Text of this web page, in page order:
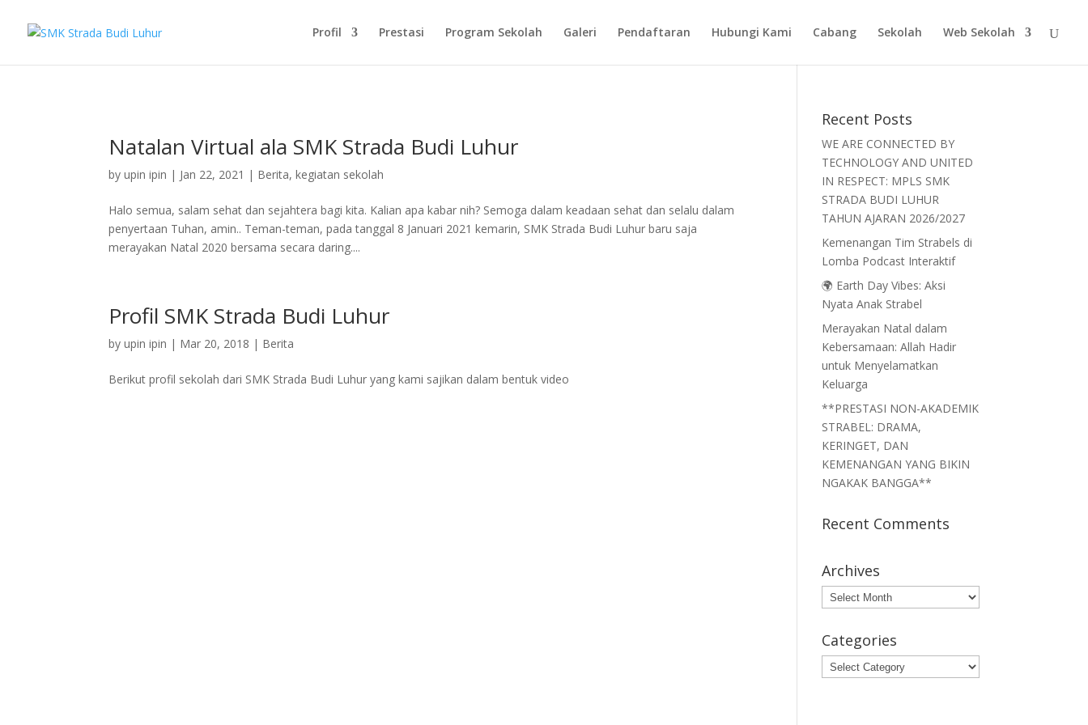
Profil Prestasi Program Sekolah Galeri Pendaftaran Hubungi Kami Cabang Sekolah Web Sekolah
Natalan Virtual ala SMK Strada Budi Luhur
byupin ipin | Jan 22, 2021 | Berita,kegiatan sekolah
Halo semua, salam sehat dan sejahtera bagi kita. Kalian apa kabar nih? Semoga dalam keadaan sehat dan selalu dalam
penyertaan Tuhan, amin.. Teman-teman, pada tanggal 8 Januari 2021 kemarin, SMK Strada Budi Luhur baru saja
merayakan Natal 2020 bersama secara daring....
Profil SMK Strada Budi Luhur
byupin ipin | Mar 20, 2018 | Berita
Berikut profil sekolah dari SMK Strada Budi Luhur yang kami sajikan dalam bentuk video
Recent Posts
WE ARE CONNECTED BY
TECHNOLOGY AND UNITED
IN RESPECT: MPLS SMK
STRADA BUDI LUHUR
TAHUN AJARAN 2026/2027
Kemenangan Tim Strabels di
Lomba Podcast Interaktif
🌍 Earth Day Vibes: Aksi
Nyata Anak Strabel
Merayakan Natal dalam
Kebersamaan: Allah Hadir
untuk Menyelamatkan
Keluarga
**PRESTASI NON-AKADEMIK
STRABEL: DRAMA,
KERINGET, DAN
KEMENANGAN YANG BIKIN
NGAKAK BANGGA**
Recent Comments
Archives
Archives
Categories
Categories